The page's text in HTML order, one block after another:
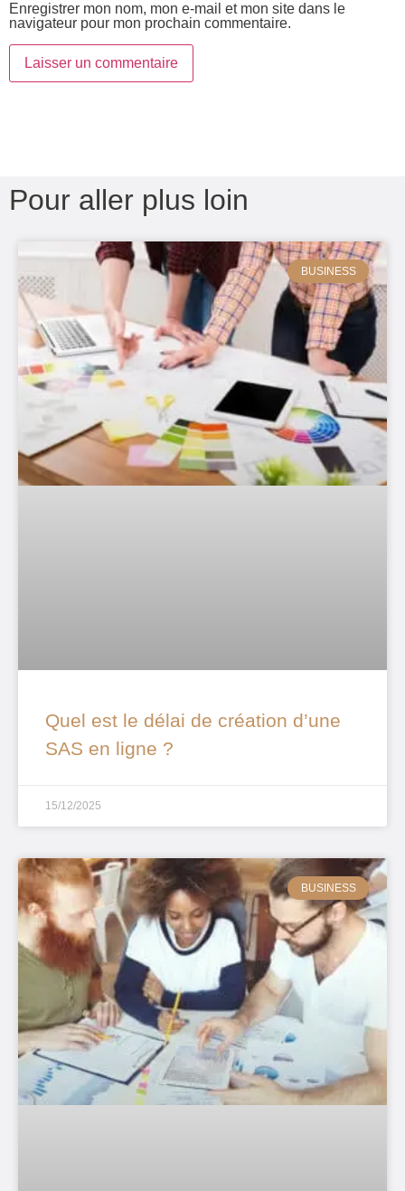
Enregistrer mon nom, mon e-mail et mon site dans le
navigateur pour mon prochain commentaire.
Pour aller plus loin
BUSINESS
Quel est le délai de création d’une
SAS en ligne ?
15/12/2025
BUSINESS